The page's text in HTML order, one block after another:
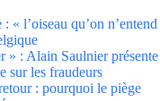
« l’oiseau qu’on n’entend
» : Alain Saulnier présente
sur les fraudeurs
: pourquoi le piège